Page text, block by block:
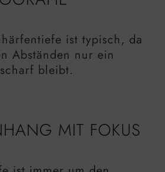
ist typisch, da
Abständen nur ein
bleibt.
MIT FOKUS